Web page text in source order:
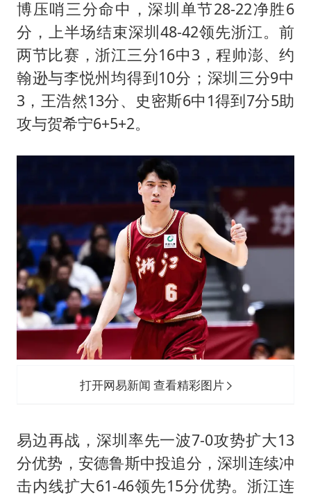
博压哨三分命中，深圳单节28-22净胜6
分，上半场结束深圳48-42领先浙江。前
两节比赛，浙江三分16中3，程帅澎、约
翰逊与李悦州均得到10分；深圳三分9中
3，王浩然13分、史密斯6中1得到7分5助
攻与贺希宁6+5+2。
打开网易新闻 查看精彩图片
易边再战，深圳率先一波7-0攻势扩大13
分优势，安德鲁斯中投追分，深圳连续冲
击内线扩大61-46领先15分优势。浙江连